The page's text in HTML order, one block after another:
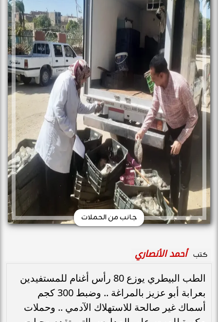
جانب من الحملات
كتب أحمد الأنصاري
الطب البيطري يوزع 80 رأس أغنام للمستفيدين
بعرابة أبو عزيز بالمراغة .. وضبط 300 كجم
أسماك غير صالحة للاستهلاك الآدمي .. وحملات